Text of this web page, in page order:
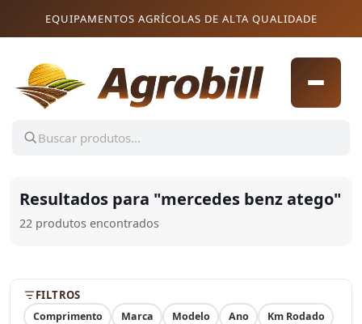
EQUIPAMENTOS AGRÍCOLAS DE ALTA QUALIDADE
Resultados para "mercedes benz atego"
22 produtos encontrados
FILTROS
Comprimento Marca Modelo Ano
Km Rodado